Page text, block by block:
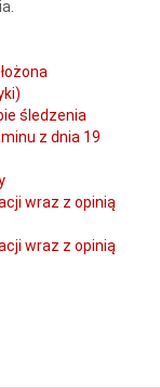
śledzenia
z dnia 19
wraz z opinią
wraz z opinią